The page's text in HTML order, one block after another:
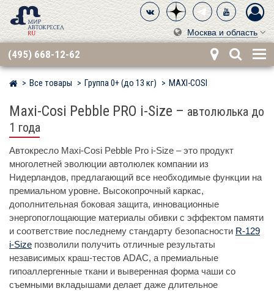
Москва и область
(495) 668-12-62
Мир детских автокресел
Все товары Группа 0+ (до 13 кг) MAXI-COSI
Maxi-Cosi Pebble PRO i-Size – автолюлька до
1 года
Автокресло Maxi-Cosi Pebble Pro i-Size – это продукт
многолетней эволюции автолюлек компании из
Нидерландов, предлагающий все необходимые функции на
премиальном уровне. Высокопрочный каркас,
дополнительная боковая защита, инновационные
энергопоглощающие материалы обивки с эффектом памяти
и соответствие последнему стандарту безопасности R-129
i-Size позволили получить отличные результаты
независимых краш-тестов ADAC, а премиальные
гипоаллергенные ткани и выверенная форма чаши со
съемными вкладышами делает даже длительное